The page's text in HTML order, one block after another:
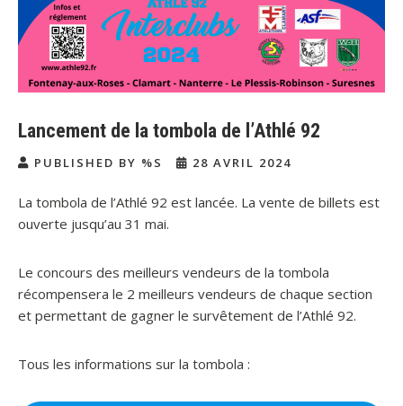
Lancement de la tombola de l’Athlé 92
PUBLISHED BY %S 28 AVRIL 2024
La tombola de l’Athlé 92 est lancée. La vente de billets est
ouverte jusqu’au 31 mai.
Le concours des meilleurs vendeurs de la tombola
récompensera le 2 meilleurs vendeurs de chaque section
et permettant de gagner le survêtement de l’Athlé 92.
Tous les informations sur la tombola :